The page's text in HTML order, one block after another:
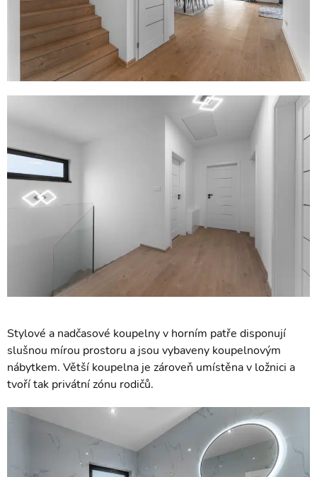
Stylové a nadčasové koupelny v horním patře disponují
slušnou mírou prostoru a jsou vybaveny koupelnovým
nábytkem. Větší koupelna je zároveň umístěna v ložnici a
tvoří tak privátní zónu rodičů.